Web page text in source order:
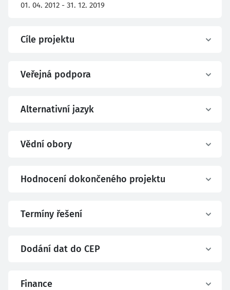
01. 04. 2012 - 31. 12. 2019
Cíle projektu
Veřejná podpora
Alternativní jazyk
Vědní obory
Hodnocení dokončeného projektu
Termíny řešení
Dodání dat do CEP
Finance